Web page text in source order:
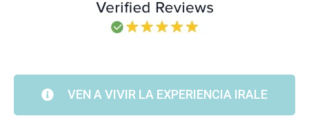
VEN A VIVIR LA EXPERIENCIA IRALE